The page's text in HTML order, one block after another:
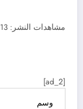
مشاهدات النشر: 13
[ad_2]
وسم